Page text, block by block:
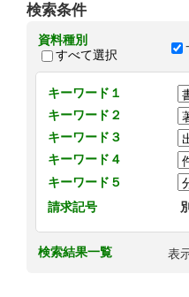
検索条件
資料種別
すべて選択
キーワード１
キーワード２
キーワード３
キーワード４
キーワード５
請求記号
検索結果一覧 表